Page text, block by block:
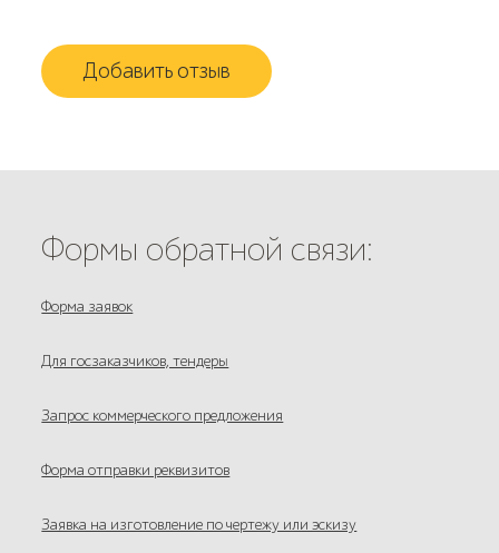
Добавить отзыв
Формы обратной связи:
Форма заявок
Для госзаказчиков, тендеры
Запрос коммерческого предложения
Форма отправки реквизитов
Заявка на изготовление по чертежу или эскизу